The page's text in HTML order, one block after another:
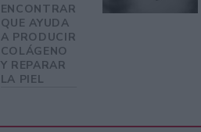
ENCONTRAR
QUE AYUDA
A PRODUCIR
COLÁGENO
Y REPARAR
LA PIEL